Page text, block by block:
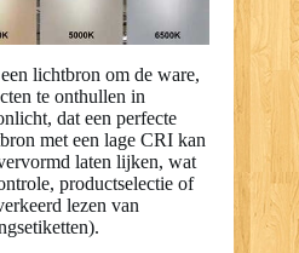
lichtbron om de ware,
te onthullen in
dat een perfecte
met een lage CRI kan
laten lijken, wat
productselectie of
lezen van